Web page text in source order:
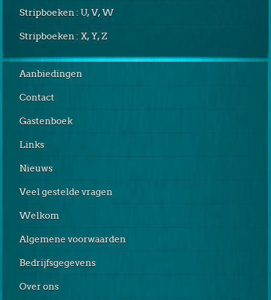
Stripboeken : U, V, W
Stripboeken : X, Y, Z
Aanbiedingen
Contact
Gastenboek
Links
Nieuws
Veel gestelde vragen
Welkom
Algemene voorwaarden
Bedrijfsgegevens
Over ons